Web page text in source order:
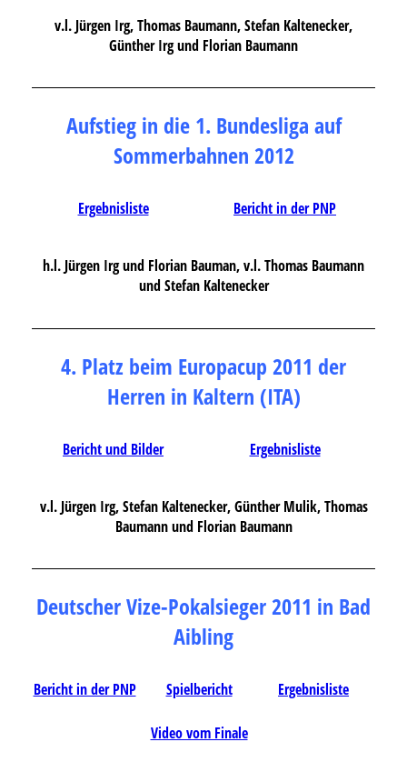
v.l. Jürgen Irg, Thomas Baumann, Stefan Kaltenecker,
Günther Irg und Florian Baumann
Aufstieg in die 1. Bundesliga auf
Sommerbahnen 2012
Ergebnisliste Bericht in der PNP
h.l. Jürgen Irg und Florian Bauman, v.l. Thomas Baumann
und Stefan Kaltenecker
4. Platz beim Europacup 2011 der
Herren in Kaltern (ITA)
Bericht und Bilder Ergebnisliste
v.l. Jürgen Irg, Stefan Kaltenecker, Günther Mulik, Thomas
Baumann und Florian Baumann
Deutscher Vize-Pokalsieger 2011 in Bad
Aibling
Bericht in der PNP Spielbericht Ergebnisliste
Video vom Finale